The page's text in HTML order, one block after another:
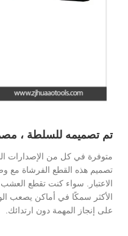
تم تصميمه للسلطة ،
متوفرة في كل من الإصدارات
تصميم هذه القطع الفرشاة مع
الاعتبار. سواء كنت تقطع العشب
الأكثر سمكًا في أماكن يصعب
على إنجاز المهمة دون ارتدائك.